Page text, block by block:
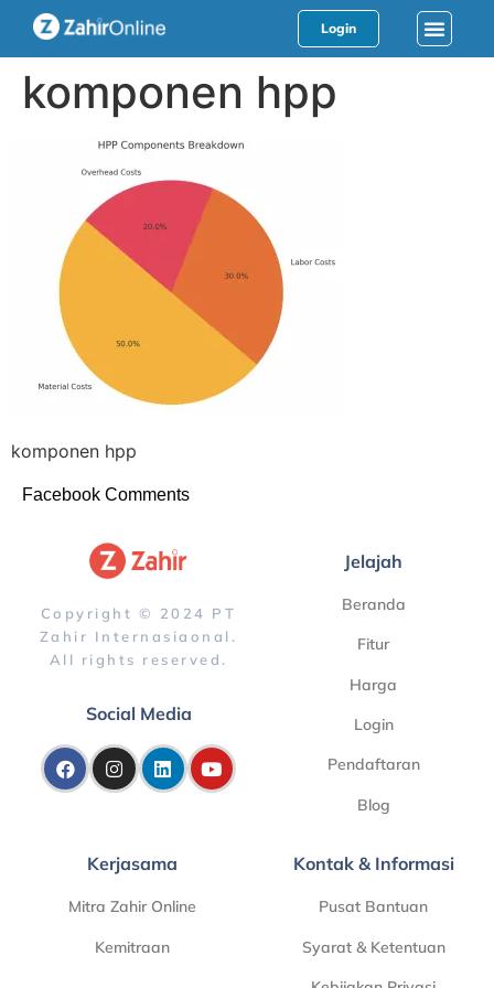
Login
komponen hpp
komponen hpp
Facebook Comments
Copyright © 2024 PT
Zahir Internasiaonal.
All rights reserved.
Social Media
Jelajah
Beranda
Fitur
Harga
Login
Pendaftaran
Blog
Kerjasama
Mitra Zahir Online
Kemitraan
Kontak & Informasi
Pusat Bantuan
Syarat & Ketentuan